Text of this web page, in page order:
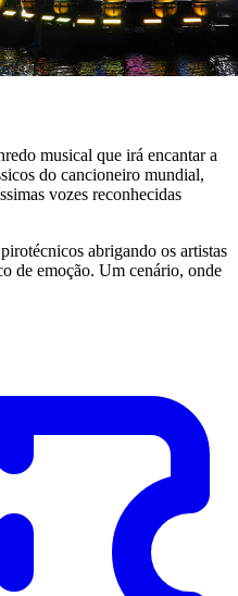
musical que irá encantar a
do cancioneiro mundial,
vozes reconhecidas
abrigando os artistas
de emoção. Um cenário, onde